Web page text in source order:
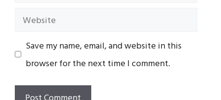
Website
Save my name, email, and website in this
browser for the next time I comment.